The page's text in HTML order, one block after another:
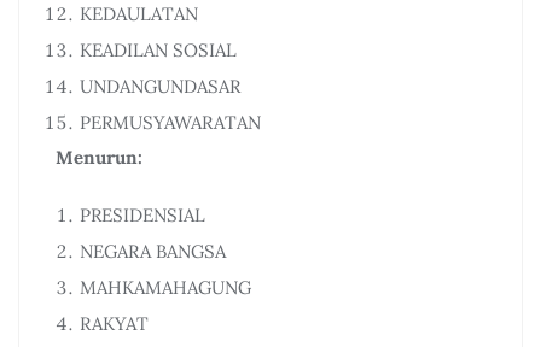
KEDAULATAN
KEADILAN SOSIAL
UNDANGUNDASAR
PERMUSYAWARATAN
Menurun:
PRESIDENSIAL
NEGARA BANGSA
MAHKAMAHAGUNG
RAKYAT